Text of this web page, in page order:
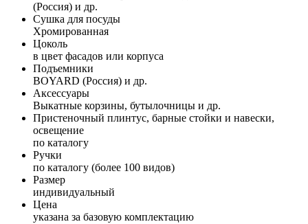
(Россия) и др.
Сушка для посуды
Хромированная
Цоколь
в цвет фасадов или корпуса
Подъемники
BOYARD (Россия) и др.
Аксессуары
Выкатные корзины, бутылочницы и др.
Пристеночный плинтус, барные стойки и навески,
освещение
по каталогу
Ручки
по каталогу (более 100 видов)
Размер
индивидуальный
Цена
указана за базовую комплектацию